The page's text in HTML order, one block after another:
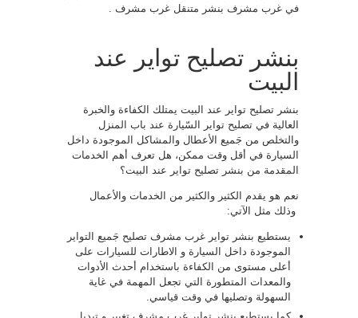
في غرب مشرف بنشر متنقل غرب مشرف .
بنشر تصليح تواير عند
البيت
بنشر تصليح تواير عند البيت يمتلك الكفاءة والخبرة
العالية في تصليح تواير السّيارة عند باب المنزل
والتخلص من جَميع الأعطال والمشاكل الموجودة داخل
السيارة في أقل وقت ممكن، هل تعرف أهم الخدمات
المقدمة من بنشر تصليح تواير عند البيت؟
نعم هو يقدم الكثير والكثير من الخدمات والأعمال
وذلك مثل الآتي:
يستطيع بنشر تواير غرب مشرف تصليح جَميع التواير
الموجودة داخل السيارة و الاطارات للسيارات على
أعلى مستوى من الكفاءة باستخدام أحدث الأدوات
والمعدات المتطورة التي تجعل المهمة في غاية
السهولة وتصليها في وقت قياسي.